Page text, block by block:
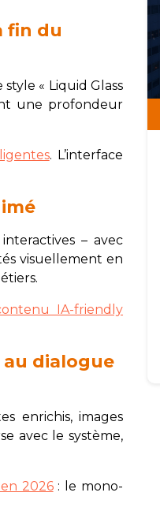
fin du
« Liquid Glass
une profondeur
. L’interface
– avec
visuellement en
IA-friendly
dialogue
enrichis, images
avec le système,
2026: le mono-